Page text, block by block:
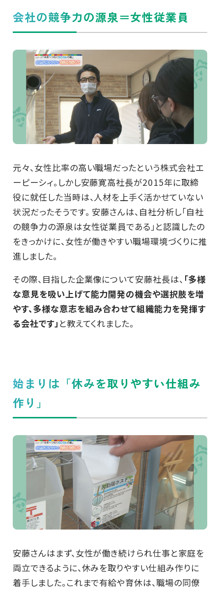
会社の競争力の源泉＝女性従業員
元々、女性比率の高い職場だったという株式会社エ
ーピーシィ。しかし安藤寛高社長が2015年に取締
役に就任した当時は、人材を上手く活かせていない
状況だったそうです。 安藤さんは、自社分析し「自社
の競争力の源泉は女性従業員である」と認識したの
をきっかけに、女性が働きやすい職場環境づくりに推
進しました。
その際、目指した企業像について安藤社長は、 「多様
な意見を吸い上げて能力開発の機会や選択肢を増
やす、多様な意志を組み合わせて組織能力を発揮す
る会社です」 と教えてくれました。
始まりは「休みを取りやすい仕組み
作り」
安藤さんはまず、女性が働き続けられ仕事と家庭を
両立できるように、休みを取りやすい仕組み作りに
着手しました。これまで有給や育休は、職場の同僚